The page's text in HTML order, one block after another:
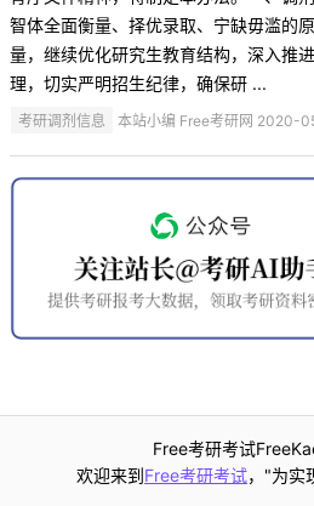
智体全面衡量、择优录取、宁缺毋滥的
量，继续优化研究生教育结构，深入推
理，切实严明招生纪律，确保研 ...
考研调剂信息 本站小编 Free考研网 2020-
Free考研考试
欢迎来到Free考研考试，"为实